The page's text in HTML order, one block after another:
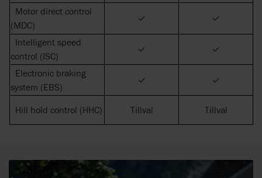
Motor direct control
(MDC)
✓ ✓
Intelligent speed
control (ISC)
✓ ✓
Electronic braking
system (EBS)
✓ ✓
Hill hold control (HHC) Tillval Tillval